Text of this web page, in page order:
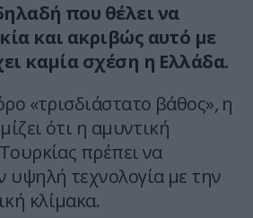
που θέλει να
και ακριβώς αυτό με
καμία σχέση η Ελλάδα.
«τρισδιάστατο βάθος», η
ότι η αμυντική
πρέπει να
υψηλή τεχνολογία με την
κλίμακα.